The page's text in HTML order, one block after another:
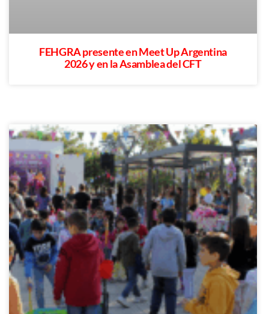
FEHGRA presente en Meet Up Argentina
2026 y en la Asamblea del CFT